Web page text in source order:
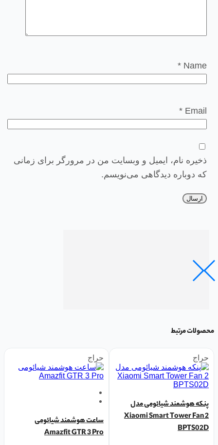
Name
*
Email
*
ذخیره نام، ایمیل و وبسایت من در مرورگر برای زمانی
که دوباره دیدگاهی می‌نویسم.
محصولات مرتبط
حراج
پنکه هوشمند شیائومی مدل
Xiaomi Smart Tower Fan 2
BPTS02D
حراج
ساعت هوشمند شیائومی
Amazfit GTR 3 Pro